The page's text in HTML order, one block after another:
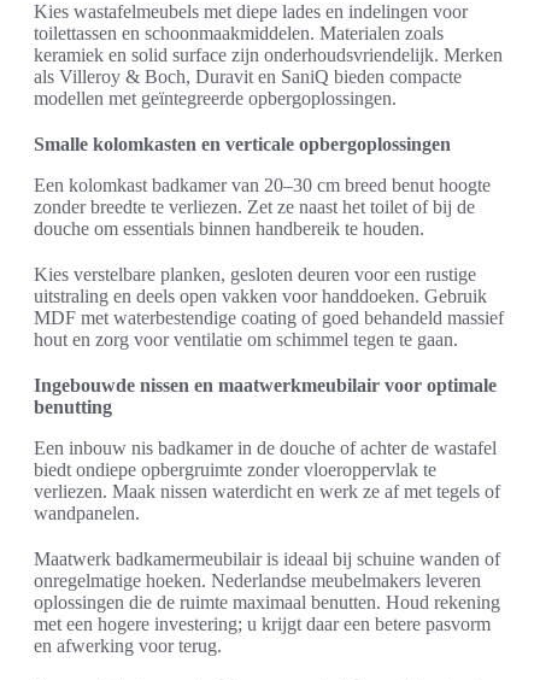
Kies wastafelmeubels met diepe lades en indelingen voor
toilettassen en schoonmaakmiddelen. Materialen zoals
keramiek en solid surface zijn onderhoudsvriendelijk. Merken
als Villeroy & Boch, Duravit en SaniQ bieden compacte
modellen met geïntegreerde opbergoplossingen.
Smalle kolomkasten en verticale opbergoplossingen
Een kolomkast badkamer van 20–30 cm breed benut hoogte
zonder breedte te verliezen. Zet ze naast het toilet of bij de
douche om essentials binnen handbereik te houden.
Kies verstelbare planken, gesloten deuren voor een rustige
uitstraling en deels open vakken voor handdoeken. Gebruik
MDF met waterbestendige coating of goed behandeld massief
hout en zorg voor ventilatie om schimmel tegen te gaan.
Ingebouwde nissen en maatwerkmeubilair voor optimale
benutting
Een inbouw nis badkamer in de douche of achter de wastafel
biedt ondiepe opbergruimte zonder vloeroppervlak te
verliezen. Maak nissen waterdicht en werk ze af met tegels of
wandpanelen.
Maatwerk badkamermeubilair is ideaal bij schuine wanden of
onregelmatige hoeken. Nederlandse meubelmakers leveren
oplossingen die de ruimte maximaal benutten. Houd rekening
met een hogere investering; u krijgt daar een betere pasvorm
en afwerking voor terug.